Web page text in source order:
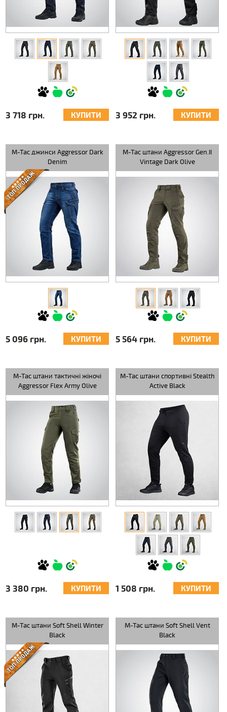
3 718 грн. КУПИТИ 3 952 грн. КУПИТИ
M-Tac джинси Aggressor Dark
Denim
5 096 грн. КУПИТИ
M-Tac штани Aggressor Gen.II
Vintage Dark Olive
5 564 грн. КУПИТИ
M-Tac штани тактичні жіночі
Aggressor Flex Army Olive
3 380 грн. КУПИТИ
M-Tac штани спортивні Stealth
Active Black
1 508 грн. КУПИТИ
M-Tac штани Soft Shell Winter
Black
M-Tac штани Soft Shell Vent
Black